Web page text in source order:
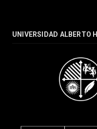
UNIVERSIDAD ALBERTO